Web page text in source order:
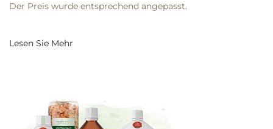
Der Preis wurde entsprechend angepasst.
Lesen Sie Mehr